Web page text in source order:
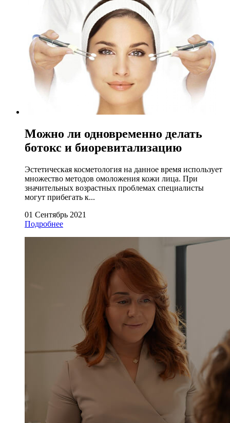
Можно ли одновременно делать
ботокс и биоревитализацию
Эстетическая косметология на данное время использует
множество методов омоложения кожи лица. При
значительных возрастных проблемах специалисты
могут прибегать к...
01 Сентябрь 2021
Подробнее